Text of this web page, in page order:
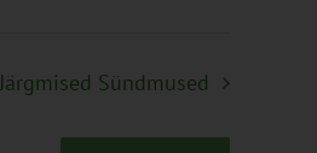
Järgmised Sündmused